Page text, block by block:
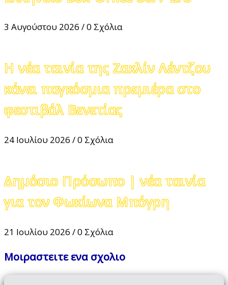
3 Αυγούστου 2026 /0 Σχόλια
Η νέα ταινία της Ζακλίν Λέντζου
κάνει παγκόσμια πρεμιέρα στο
φεστιβάλ Βενετίας
24 Ιουλίου 2026 /0 Σχόλια
Δημόσιο Πρόσωπο | νέα ταινία
για τον Φωκίωνα Μπόγρη
21 Ιουλίου 2026 /0 Σχόλια
Μοιραστειτε ενα σχολιο